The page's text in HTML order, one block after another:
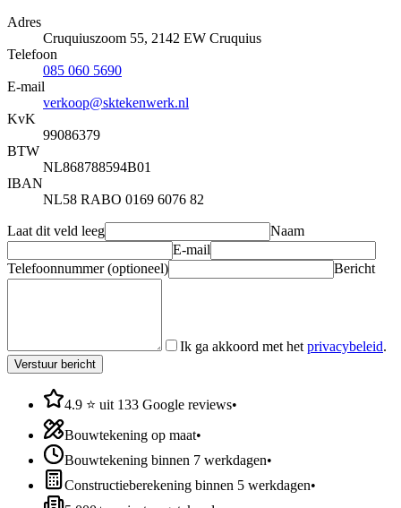
Adres
Cruquiuszoom 55, 2142 EW Cruquius
Telefoon
085 060 5690
E-mail
verkoop@sktekenwerk.nl
KvK
99086379
BTW
NL868788594B01
IBAN
NL58 RABO 0169 6076 82
Laat dit veld leeg
Naam
E-mail
Telefoonnummer (optioneel)
Bericht
Ik ga akkoord met het privacybeleid.
Verstuur bericht
4.9 ⭐ uit 133 Google reviews•
Bouwtekening op maat•
Bouwtekening binnen 7 werkdagen•
Constructieberekening binnen 5 werkdagen•